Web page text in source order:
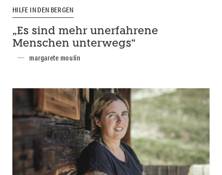
HILFE IN DEN BERGEN
„Es sind mehr unerfahrene
Menschen unterwegs“
margarete moulin